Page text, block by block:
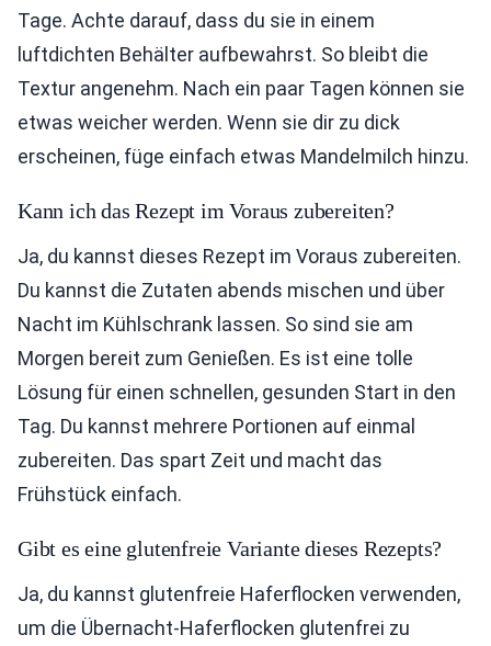
Tage. Achte darauf, dass du sie in einem
luftdichten Behälter aufbewahrst. So bleibt die
Textur angenehm. Nach ein paar Tagen können sie
etwas weicher werden. Wenn sie dir zu dick
erscheinen, füge einfach etwas Mandelmilch hinzu.
Kann ich das Rezept im Voraus zubereiten?
Ja, du kannst dieses Rezept im Voraus zubereiten.
Du kannst die Zutaten abends mischen und über
Nacht im Kühlschrank lassen. So sind sie am
Morgen bereit zum Genießen. Es ist eine tolle
Lösung für einen schnellen, gesunden Start in den
Tag. Du kannst mehrere Portionen auf einmal
zubereiten. Das spart Zeit und macht das
Frühstück einfach.
Gibt es eine glutenfreie Variante dieses Rezepts?
Ja, du kannst glutenfreie Haferflocken verwenden,
um die Übernacht-Haferflocken glutenfrei zu